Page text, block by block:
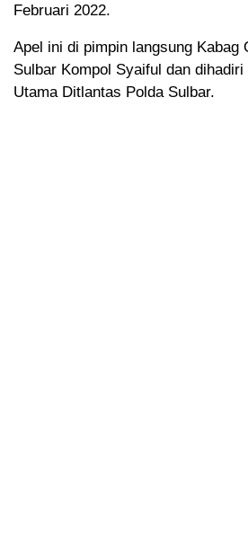
Februari 2022.
Apel ini di pimpin langsung Kabag
Sulbar Kompol Syaiful dan
Utama Ditlantas Polda Sulbar.